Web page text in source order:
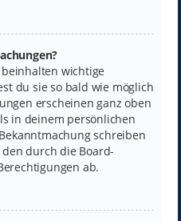
wichtige
du sie so bald wie möglich
erscheinen ganz oben
in deinem persönlichen
schreiben
durch die Board-
ab.